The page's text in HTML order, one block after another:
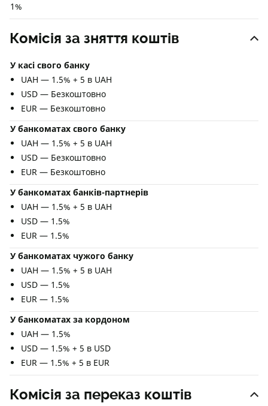
1%
Комісія за зняття коштів
У касі свого банку
UAH — 1.5% + 5 в UAH
USD — Безкоштовно
EUR — Безкоштовно
У банкоматах свого банку
UAH — 1.5% + 5 в UAH
USD — Безкоштовно
EUR — Безкоштовно
У банкоматах банків-партнерів
UAH — 1.5% + 5 в UAH
USD — 1.5%
EUR — 1.5%
У банкоматах чужого банку
UAH — 1.5% + 5 в UAH
USD — 1.5%
EUR — 1.5%
У банкоматах за кордоном
UAH — 1.5%
USD — 1.5% + 5 в USD
EUR — 1.5% + 5 в EUR
Комісія за переказ коштів